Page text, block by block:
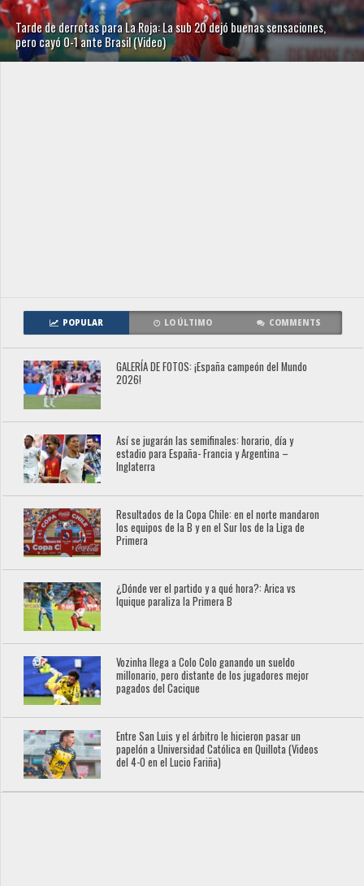
Tarde de derrotas para La Roja: La sub 20 dejó buenas sensaciones,
pero cayó 0-1 ante Brasil (Video)
POPULAR LO ÚLTIMO COMMENTS
GALERÍA DE FOTOS: ¡España campeón del Mundo
2026!
Así se jugarán las semifinales: horario, día y
estadio para España- Francia y Argentina –
Inglaterra
Resultados de la Copa Chile: en el norte mandaron
los equipos de la B y en el Sur los de la Liga de
Primera
¿Dónde ver el partido y a qué hora?: Arica vs
Iquique paraliza la Primera B
Vozinha llega a Colo Colo ganando un sueldo
millonario, pero distante de los jugadores mejor
pagados del Cacique
Entre San Luis y el árbitro le hicieron pasar un
papelón a Universidad Católica en Quillota (Videos
del 4-0 en el Lucio Fariña)